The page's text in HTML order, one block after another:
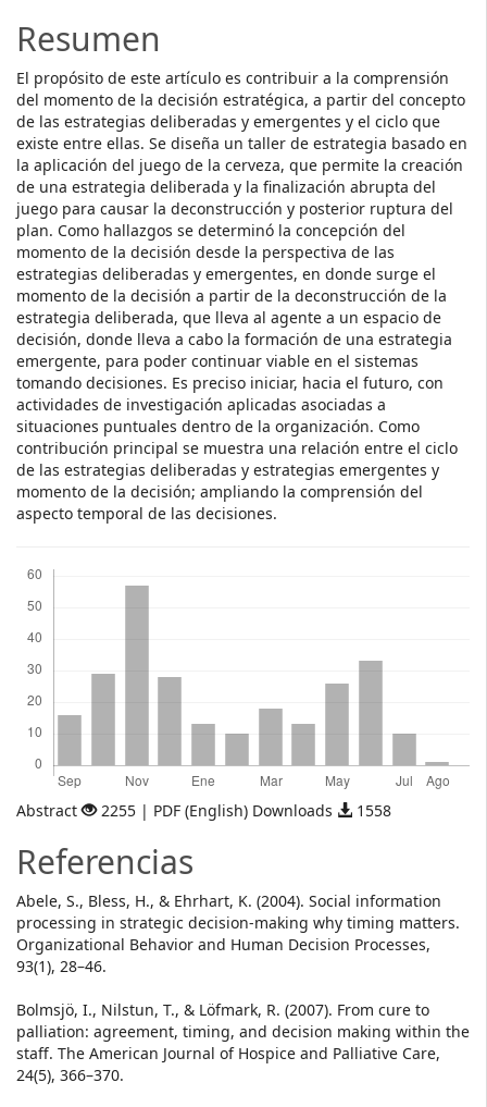
Resumen
El propósito de este artículo es contribuir a la comprensión
del momento de la decisión estratégica, a partir del concepto
de las estrategias deliberadas y emergentes y el ciclo que
existe entre ellas. Se diseña un taller de estrategia basado en
la aplicación del juego de la cerveza, que permite la creación
de una estrategia deliberada y la finalización abrupta del
juego para causar la deconstrucción y posterior ruptura del
plan. Como hallazgos se determinó la concepción del
momento de la decisión desde la perspectiva de las
estrategias deliberadas y emergentes, en donde surge el
momento de la decisión a partir de la deconstrucción de la
estrategia deliberada, que lleva al agente a un espacio de
decisión, donde lleva a cabo la formación de una estrategia
emergente, para poder continuar viable en el sistemas
tomando decisiones. Es preciso iniciar, hacia el futuro, con
actividades de investigación aplicadas asociadas a
situaciones puntuales dentro de la organización. Como
contribución principal se muestra una relación entre el ciclo
de las estrategias deliberadas y estrategias emergentes y
momento de la decisión; ampliando la comprensión del
aspecto temporal de las decisiones.
Abstract 2255 | PDF (English) Downloads 1558
Referencias
Abele, S., Bless, H., & Ehrhart, K. (2004). Social information
processing in strategic decision-making why timing matters.
Organizational Behavior and Human Decision Processes,
93(1), 28–46.
Bolmsjö, I., Nilstun, T., & Löfmark, R. (2007). From cure to
palliation: agreement, timing, and decision making within the
staff. The American Journal of Hospice and Palliative Care,
24(5), 366–370.